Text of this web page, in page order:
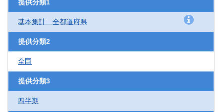
提供分類1
基本集計 全都道府県
提供分類2
全国
提供分類3
四半期